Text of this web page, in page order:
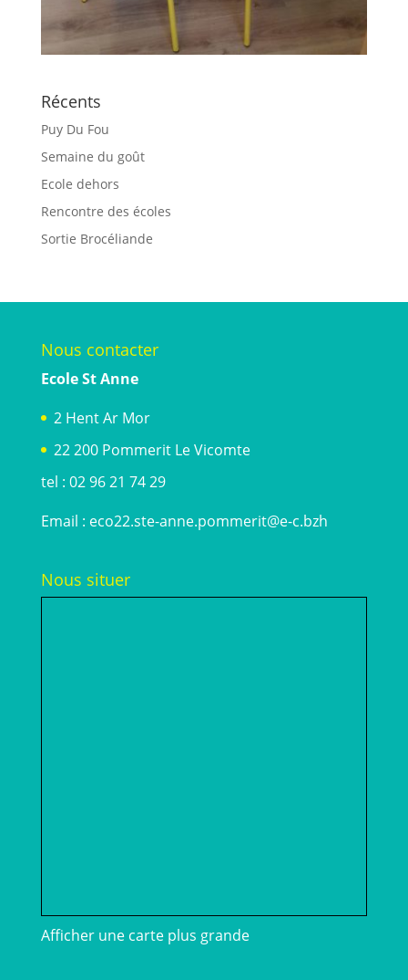
Récents
Puy Du Fou
Semaine du goût
Ecole dehors
Rencontre des écoles
Sortie Brocéliande
Nous contacter
Ecole St Anne
2 Hent Ar Mor
22 200 Pommerit Le Vicomte
tel : 02 96 21 74 29
Email : eco22.ste-anne.pommerit@e-c.bzh
Nous situer
Afficher une carte plus grande